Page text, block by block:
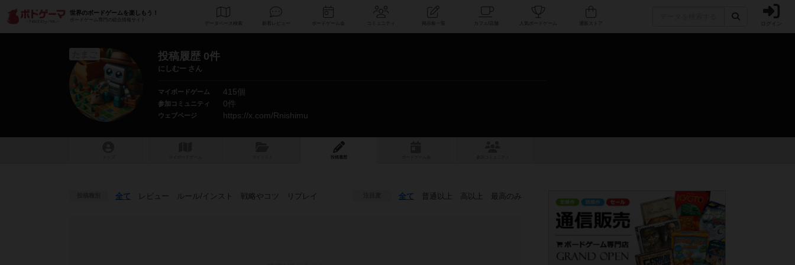
世界のボードゲームを楽しもう！
ボードゲーム専門の総合情報サイト
データベース コミュニティ 人気ボードゲーム ログイン
投稿履歴 0件
にしむー さん
マイボードゲーム 415個
参加コミュニティ 0件
ウェブページ https://x.com/Rnishimu_
投稿履歴
全て レビュー ルール/インスト 戦略 やコツ リプレイ 全て 普通以上 高以上 最高のみ